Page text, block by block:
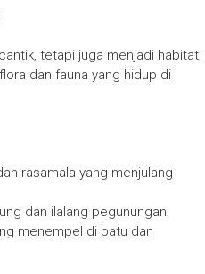
tetapi juga menjadi habitat
dan fauna yang hidup di
rasamala yang menjulang
dan ilalang pegunungan
menempel di batu dan